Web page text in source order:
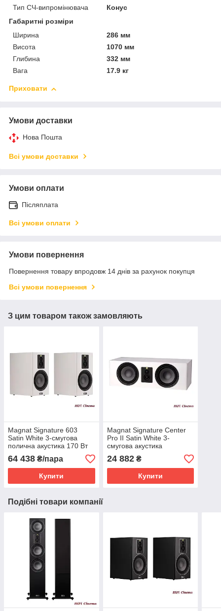
Тип СЧ-випромінювача
Конус
Габаритні розміри
Ширина
286 мм
Висота
1070 мм
Глибина
332 мм
Вага
17.9 кг
Приховати
Умови доставки
Нова Пошта
Всі умови доставки
Умови оплати
Післяплата
Всі умови оплати
Умови повернення
Повернення товару впродовж 14 днів за рахунок покупця
Всі умови повернення
З цим товаром також замовляють
Magnat Signature 603
Satin White 3-смугова
полична акустика 170 Вт
64 438 ₴/пара
Купити
Magnat Signature Center
Pro II Satin White 3-
смугова акустика
24 882₴
Купити
Подібні товари компанії